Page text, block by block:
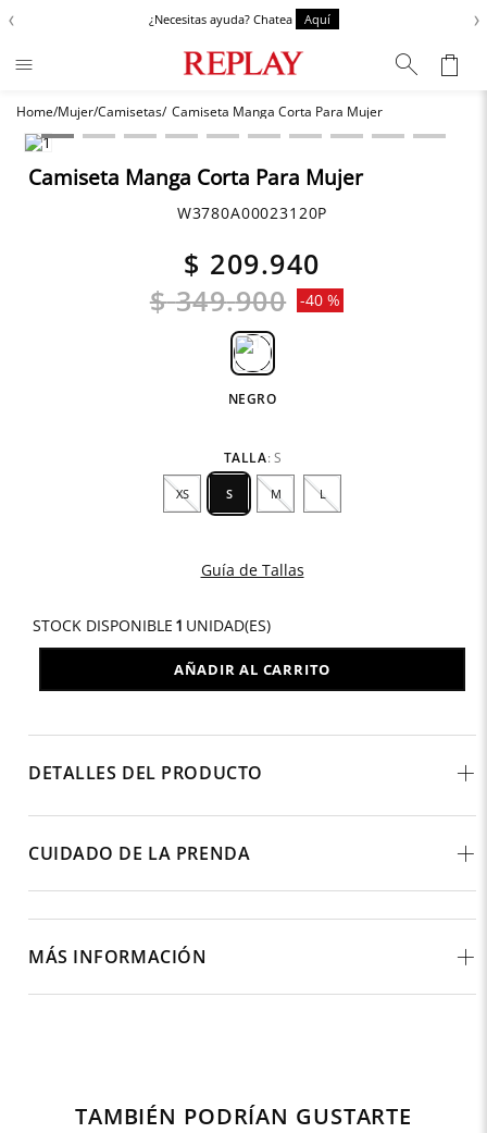
‹ ¿Necesitas ayuda? Chatea Aquí ›
Mujer Camisetas Camiseta Manga Corta Para Mujer
Camiseta Manga Corta Para Mujer
W3780A00023120P
$ 209.940
$ 349.900 -40 %
NEGRO
TALLA: S
XS S M L
Guía de Tallas
STOCK DISPONIBLE 1 UNIDAD(ES)
AÑADIR AL CARRITO
DETALLES DEL PRODUCTO
CUIDADO DE LA PRENDA
MÁS INFORMACIÓN
TAMBIÉN PODRÍAN GUSTARTE
Términos más buscados
1.